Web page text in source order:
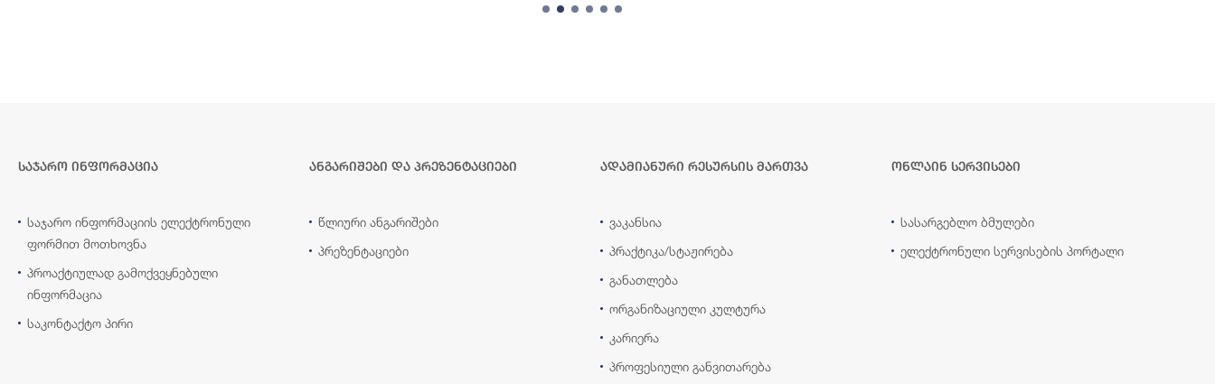
საჯარო ინფორმაცია
საჯარო ინფორმაციის ელექტრონული
ფორმით მოთხოვნა
პროაქტიულად გამოქვეყნებული
ინფორმაცია
საკონტაქტო პირი
ანგარიშები და პრეზენტაციები
წლიური ანგარიშები
პრეზენტაციები
ადამიანური რესურსის მართვა
ვაკანსია
პრაქტიკა/სტაჟირება
განათლება
ორგანიზაციული კულტურა
კარიერა
პროფესიული განვითარება
ონლაინ სერვისები
სასარგებლო ბმულები
ელექტრონული სერვისების პორტალი